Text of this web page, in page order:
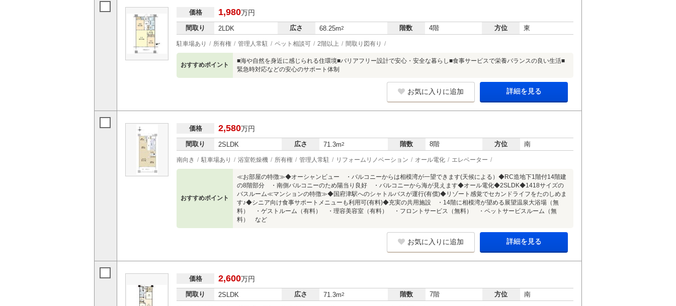
価格 1,980万円
間取り 2LDK 広さ 68.25m2 階数 4階 方位 東
駐車場あり 所有権 管理人常駐 ペット相談可 2階以上 間取り図有り
おすすめポイント
■海や自然を身近に感じられる住環境■バリアフリー設計で安心・安全な暮らし■食事サービスで栄養バランスの良い生活■
緊急時対応などの安心のサポート体制
お気に入りに追加 詳細を見る
価格 2,580万円
間取り 2SLDK 広さ 71.3m2 階数 8階 方位 南
南向き 駐車場あり 浴室乾燥機 所有権 管理人常駐 リフォームリノベーション オール電化 エレベーター
おすすめポイント
≪お部屋の特徴≫◆オーシャンビュー ・バルコニーからは相模湾が一望できます(天候による）◆RC造地下1階付14階建
の8階部分 ・南側バルコニーのため陽当り良好 ・バルコニーから海が見えます◆オール電化◆2SLDK◆1418サイズの
バスルーム≪マンションの特徴≫◆国府津駅へのシャトルバスが運行(有償)◆リゾート感覚でセカンドライフをたのしめま
す♪◆シニア向け食事サポートメニューも利用可(有料)◆充実の共用施設 ・14階に相模湾が望める展望温泉大浴場（無
料） ・ゲストルーム（有料） ・理容美容室（有料） ・フロントサービス（無料） ・ペットサービスルーム（無
料） など
お気に入りに追加 詳細を見る
価格 2,600万円
間取り 2SLDK 広さ 71.3m2 階数 7階 方位 南